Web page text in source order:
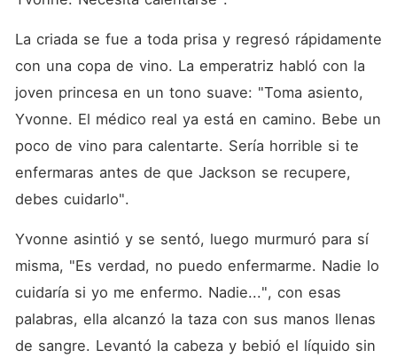
La criada se fue a toda prisa y regresó rápidamente
con una copa de vino. La emperatriz habló con la
joven princesa en un tono suave: "Toma asiento,
Yvonne. El médico real ya está en camino. Bebe un
poco de vino para calentarte. Sería horrible si te
enfermaras antes de que Jackson se recupere,
debes cuidarlo".
Yvonne asintió y se sentó, luego murmuró para sí
misma, "Es verdad, no puedo enfermarme. Nadie lo
cuidaría si yo me enfermo. Nadie...", con esas
palabras, ella alcanzó la taza con sus manos llenas
de sangre. Levantó la cabeza y bebió el líquido sin